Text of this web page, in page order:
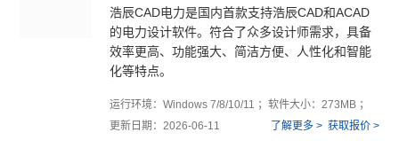
浩辰CAD电力是国内首款支持浩辰CAD和ACAD
的电力设计软件。符合了众多设计师需求，具备
效率更高、功能强大、简洁方便、人性化和智能
化等特点。
运行环境：Windows 7/8/10/11 ；软件大小：273MB ；
更新日期：2026-06-11
获取报价 >
了解更多 >